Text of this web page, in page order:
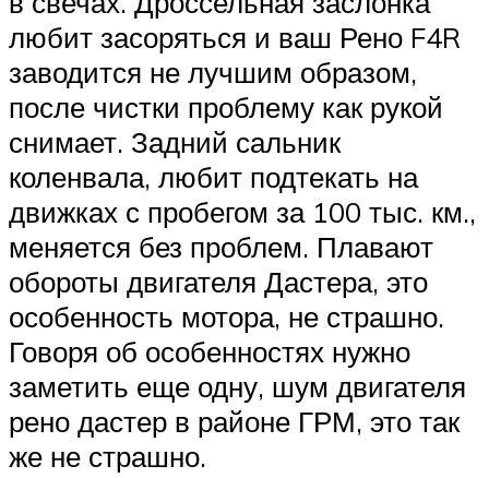
любит засоряться и ваш Рено F4R
заводится не лучшим образом,
после чистки проблему как рукой
снимает. Задний сальник
коленвала, любит подтекать на
движках с пробегом за 100 тыс. км.,
меняется без проблем. Плавают
обороты двигателя Дастера, это
особенность мотора, не страшно.
Говоря об особенностях нужно
заметить еще одну, шум двигателя
рено дастер в районе ГРМ, это так
же не страшно.